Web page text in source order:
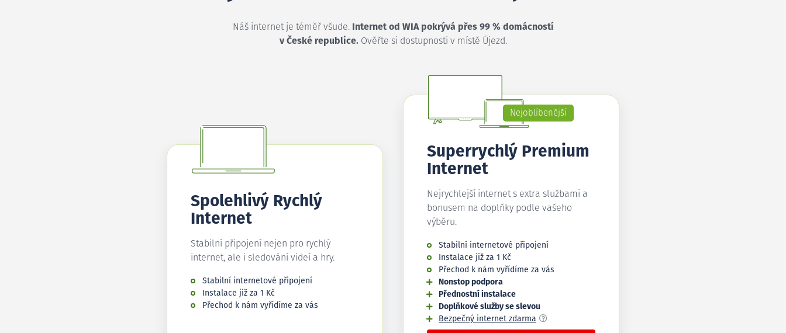
Náš internet je téměř všude.
Internet od WIA pokrývá přes 99 % domácností
v České republice.Ověřte si dostupnosti v místě Újezd.
Spolehlivý Rychlý
Internet
Stabilní připojení nejen pro rychlý
internet, ale i sledování videí a hry.
Stabilní internetové připojení
Instalace již za 1 Kč
Přechod k nám vyřídíme za vás
Nejoblíbenější
Superrychlý Premium
Internet
Nejrychlejší internet s extra službami a
bonusem na doplňky podle vašeho
výběru.
Stabilní internetové připojení
Instalace již za 1 Kč
Přechod k nám vyřídíme za vás
Nonstop podpora
Přednostní instalace
Doplňkové služby se slevou
Bezpečný internet zdarma